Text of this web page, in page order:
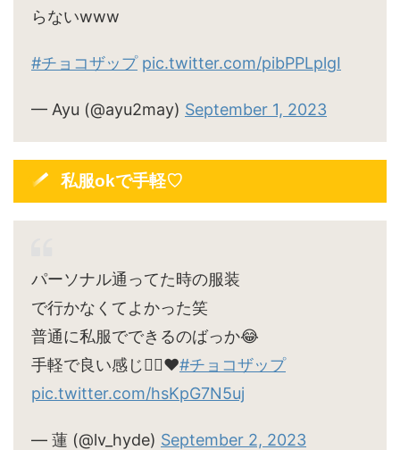
らないwww
#チョコザップ pic.twitter.com/pibPPLplgI
— Ayu (@ayu2may) September 1, 2023
私服okで手軽♡
パーソナル通ってた時の服装
で行かなくてよかった笑
普通に私服でできるのばっか😂
手軽で良い感じ🙆‍♀️♥#チョコザップ
pic.twitter.com/hsKpG7N5uj
— 蓮 (@lv_hyde) September 2, 2023